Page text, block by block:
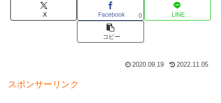
X Facebook 0 LINE
コピー
2020.09.19 2022.11.05
スポンサーリンク